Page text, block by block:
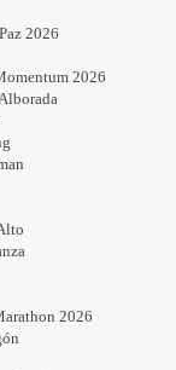
2026
2026
2026